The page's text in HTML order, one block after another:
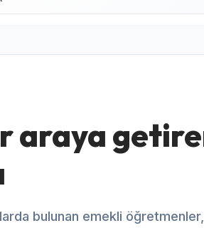
araya
bulunan emekli